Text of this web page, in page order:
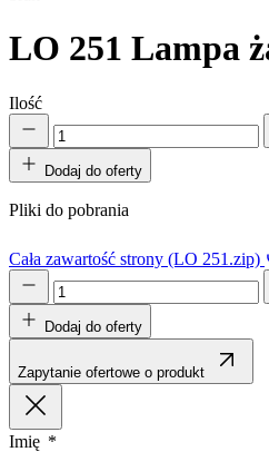
LO 251 Lampa
Ilość
Dodaj do oferty
Pliki do pobrania
Cała zawartość strony (LO 251.zip)
Dodaj do oferty
Zapytanie ofertowe o produkt
Imię